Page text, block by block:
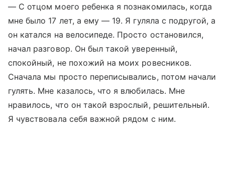
— С отцом моего ребенка я познакомилась, когда
мне было 17 лет, а ему — 19. Я гуляла с подругой, а
он катался на велосипеде. Просто остановился,
начал разговор. Он был такой уверенный,
спокойный, не похожий на моих ровесников.
Сначала мы просто переписывались, потом начали
гулять. Мне казалось, что я влюбилась. Мне
нравилось, что он такой взрослый, решительный.
Я чувствовала себя важной рядом с ним.